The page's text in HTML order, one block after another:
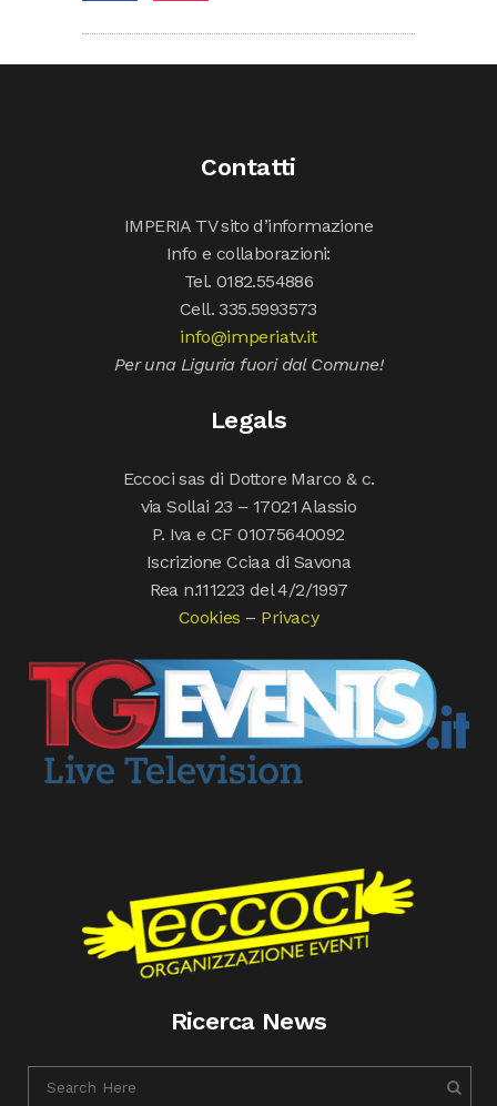
Contatti
IMPERIA TV sito d’informazione
Info e collaborazioni:
Tel. 0182.554886
Cell. 335.5993573
info@imperiatv.it
Per una Liguria fuori dal Comune!
Legals
Eccoci sas di Dottore Marco & c.
via Sollai 23 – 17021 Alassio
P. Iva e CF 01075640092
Iscrizione Cciaa di Savona
Rea n.111223 del 4/2/1997
Cookies – Privacy
Ricerca News